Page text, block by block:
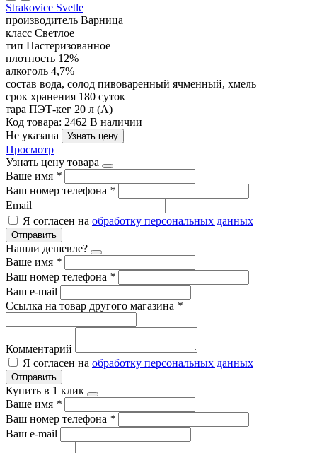
Strakovice Svetle
производитель Варница
класс Светлое
тип Пастеризованное
плотность 12%
алкоголь 4,7%
состав вода, солод пивоваренный ячменный, хмель
срок хранения 180 суток
тара ПЭТ-кег 20 л (А)
Код товара: 2462 В наличии
Не указана
Узнать цену
Просмотр
Узнать цену товара
Ваше имя *
Ваш номер телефона *
Email
Я согласен на обработку персональных данных
Отправить
Нашли дешевле?
Ваше имя *
Ваш номер телефона *
Ваш e-mail
Ссылка на товар другого магазина *
Комментарий
Я согласен на обработку персональных данных
Отправить
Купить в 1 клик
Ваше имя *
Ваш номер телефона *
Ваш e-mail